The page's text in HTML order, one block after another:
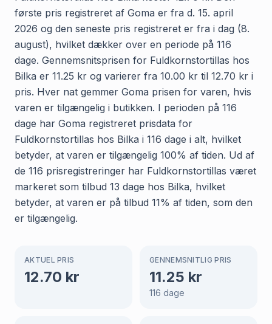
første pris registreret af Goma er fra d. 15. april
2026 og den seneste pris registreret er fra i dag (8.
august), hvilket dækker over en periode på 116
dage. Gennemsnitsprisen for Fuldkornstortillas hos
Bilka er 11.25 kr og varierer fra 10.00 kr til 12.70 kr i
pris. Hver nat gemmer Goma prisen for varen, hvis
varen er tilgængelig i butikken. I perioden på 116
dage har Goma registreret prisdata for
Fuldkornstortillas hos Bilka i 116 dage i alt, hvilket
betyder, at varen er tilgængelig 100% af tiden. Ud af
de 116 prisregistreringer har Fuldkornstortillas været
markeret som tilbud 13 dage hos Bilka, hvilket
betyder, at varen er på tilbud 11% af tiden, som den
er tilgængelig.
AKTUEL PRIS
12.70 kr
GENNEMSNITLIG PRIS
11.25 kr
116 dage